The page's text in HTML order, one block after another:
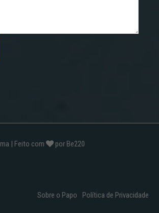
| Feito com por Be220
Sobre o Papo Política de Privacidade